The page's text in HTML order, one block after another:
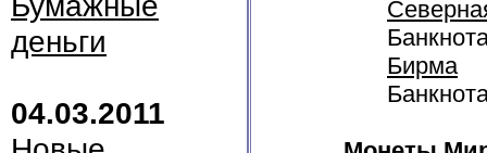
деньги
04.03.2011
Бирма